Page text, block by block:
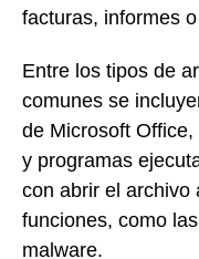
facturas, informes
Entre los tipos de
comunes se
de Microsoft
y programas
con abrir el archivo
funciones, como
malware.